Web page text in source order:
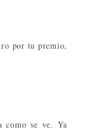
por tu premio,
como se ve. Ya